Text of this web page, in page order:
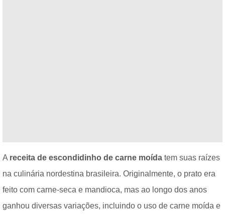
A receita de escondidinho de carne moída tem suas raízes
na culinária nordestina brasileira. Originalmente, o prato era
feito com carne-seca e mandioca, mas ao longo dos anos
ganhou diversas variações, incluindo o uso de carne moída e